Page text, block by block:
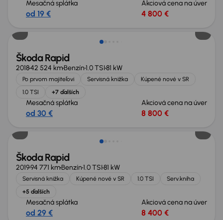
Mesačná splátka
od 19 €
Akciová cena na úver
4 800 €
Škoda Rapid
201842 524 kmBenzín1.0 TSI81 kW
Po prvom majiteľovi Servisná knižka
Kúpené nové v SR
1.0 TSI
+7 ďalších
Mesačná splátka
od 30 €
Akciová cena na úver
8 800 €
Škoda Rapid
201994 771 kmBenzín1.0 TSI81 kW
Servisná knižka Kúpené nové v SR 1.0 TSI
Serv.kniha
+5 ďalších
Mesačná splátka
od 29 €
Akciová cena na úver
8 400 €